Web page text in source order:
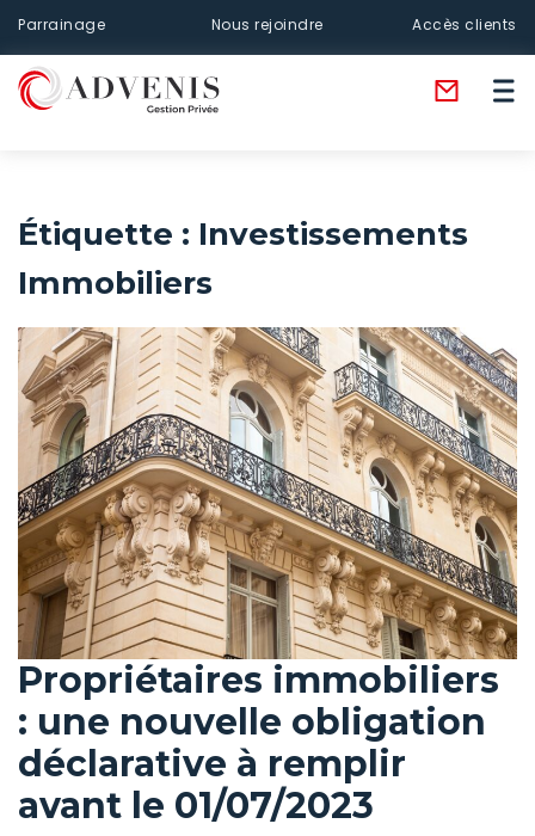
Parrainage Nous rejoindre Accès clients
Étiquette : Investissements
Immobiliers
Propriétaires immobiliers
: une nouvelle obligation
déclarative à remplir
avant le 01/07/2023